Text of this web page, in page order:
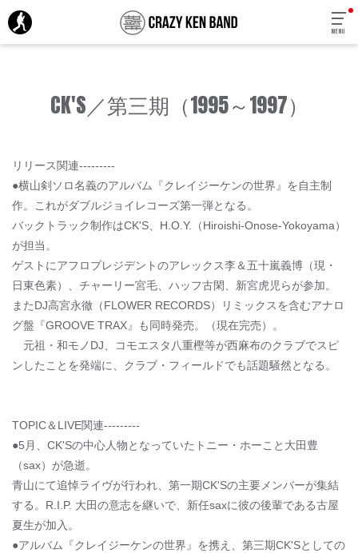
MENU
CK'S／第三期（1995～1997）
リリース関連---------
●横山剣ソロ名義のアルバム『クレイジーケンの世界』を自主制
作。これがダブルジョイレコーズ第一弾となる。
バックトラック制作はCK'S、H.O.Y.（Hiroishi-Onose-Yokoyama）
が担当。
ゲストにアフロプレジデントのアレックス李＆五十嵐義博（現・
日東色素）、チャーリー宮毛、ハッフ古閑、新宮虎児らが参加。
またDJ高宮永徹（FLOWER RECORDS）リミックスを含むアナロ
グ盤『GROOVE TRAX』も同時発売。（現在完売）。
元祖・和モノDJ、コモエスタ八重樫等が西麻布のクラブでスピ
ンしたことを発端に、クラブ・フィールドでも話題騒然となる。
TOPIC＆LIVE関連---------
●5月、CK'Sの中心人物となっていたトニー・ホーこと大田豊
（sax）が急逝。
青山にて追悼ライヴが行われ、第一期CK'Sの主要メンバーが集結
する。R.I.P. 大田の意志を継いで、新任saxに彼の後輩である古屋
夏生が加入。
●アルバム『クレイジーケンの世界』を携え、第三期CK'Sとしての